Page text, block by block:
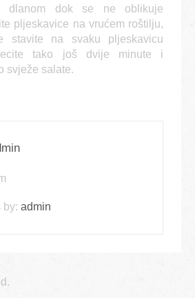
dlanom dok se ne oblikuje
pljeskavice na vrućem roštilju,
stavite na svaku pljeskavicu
tako još dvije minute i
svježe salate.
by: admin